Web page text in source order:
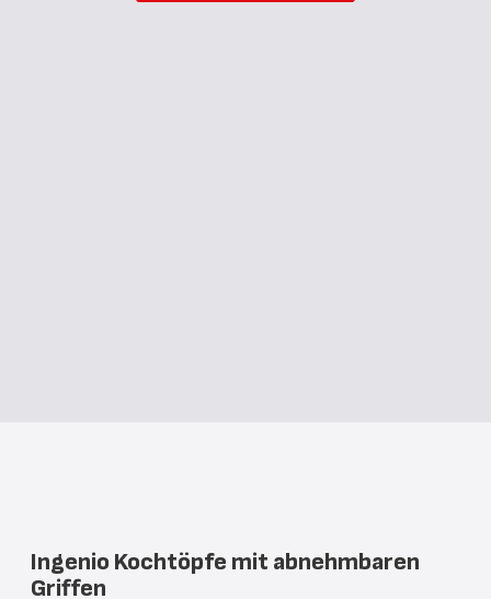
Ingenio Kochtöpfe mit abnehmbaren
Griffen